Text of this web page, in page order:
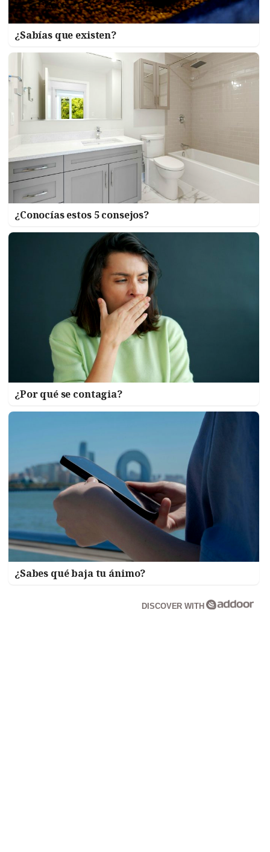
¿Sabías que existen?
¿Conocías estos 5 consejos?
¿Por qué se contagia?
¿Sabes qué baja tu ánimo?
DISCOVER WITH